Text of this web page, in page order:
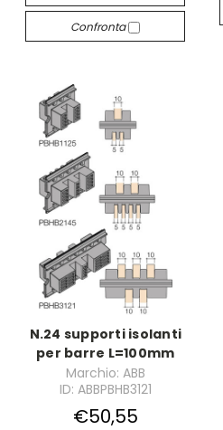
Confronta
N.24 supporti isolanti
per barre L=100mm
Marchio: ABB
ID: ABBPBHB3121
€50,55